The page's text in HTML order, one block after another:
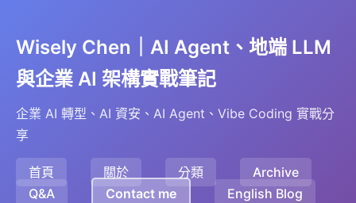
Wisely Chen｜AI Agent、地端 LLM
與企業 AI 架構實戰筆記
企業 AI 轉型、AI 資安、AI Agent、Vibe Coding 實戰分
享
首頁 關於 分類
Archive
Q&A
Contact me English Blog